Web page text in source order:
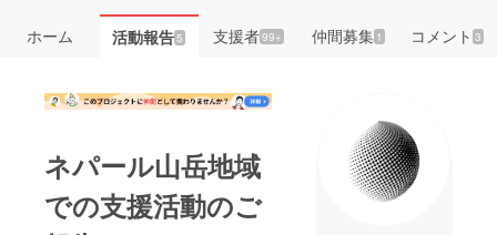
ホーム 活動報告5 支援者99+ 仲間募集 1 コメント3
ネパール山岳地域
での支援活動のご